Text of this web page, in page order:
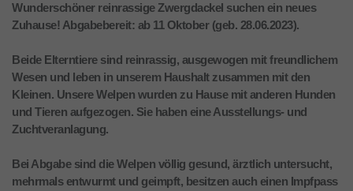
Wunderschöner reinrassige Zwergdackel suchen ein neues
Zuhause! Abgabebereit: ab 11 Oktober (geb. 28.06.2023).
Beide Elterntiere sind reinrassig, ausgewogen mit freundlichem
Wesen und leben in unserem Haushalt zusammen mit den
Kleinen. Unsere Welpen wurden zu Hause mit anderen Hunden
und Tieren aufgezogen. Sie haben eine Ausstellungs- und
Zuchtveranlagung.
Bei Abgabe sind die Welpen völlig gesund, ärztlich untersucht,
mehrmals entwurmt und geimpft, besitzen auch einen Impfpass